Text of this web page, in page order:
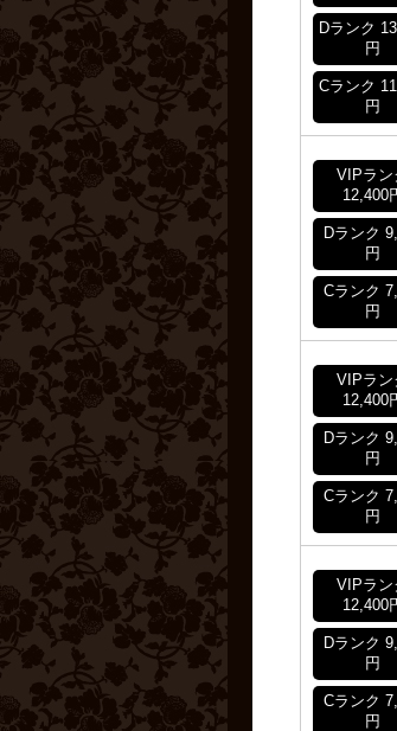
Dランク
円
Cランク
円
VIPラン
12,400
Dランク
円
Cランク
円
VIPラン
12,400
Dランク
円
Cランク
円
VIPラン
12,400
Dランク
円
Cランク
円